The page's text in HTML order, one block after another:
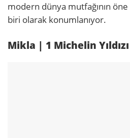
modern dünya mutfağının
biri olarak konumlanıyor.
Mikla | 1 Michelin Yıldızı